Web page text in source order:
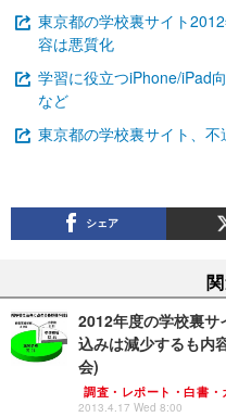
東京都の学校裏サイト
容は悪質化
学習に役立つiPhone/iPad
など
東京都の学校裏サイト、
シェア
2012年度の学校裏サ
込みは減少するも内
会)
調査・レポート・白書・
2013.4.17 Wed 8:00